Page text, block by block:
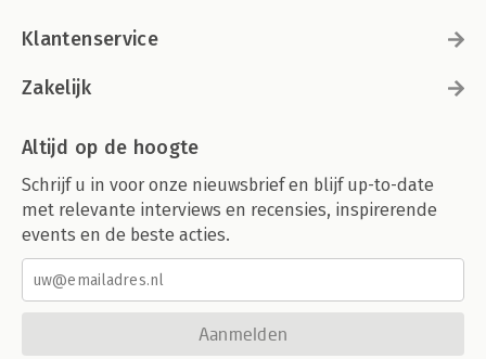
Klantenservice
Zakelijk
Altijd op de hoogte
Schrijf u in voor onze nieuwsbrief en blijf up-to-date
met relevante interviews en recensies, inspirerende
events en de beste acties.
Aanmelden